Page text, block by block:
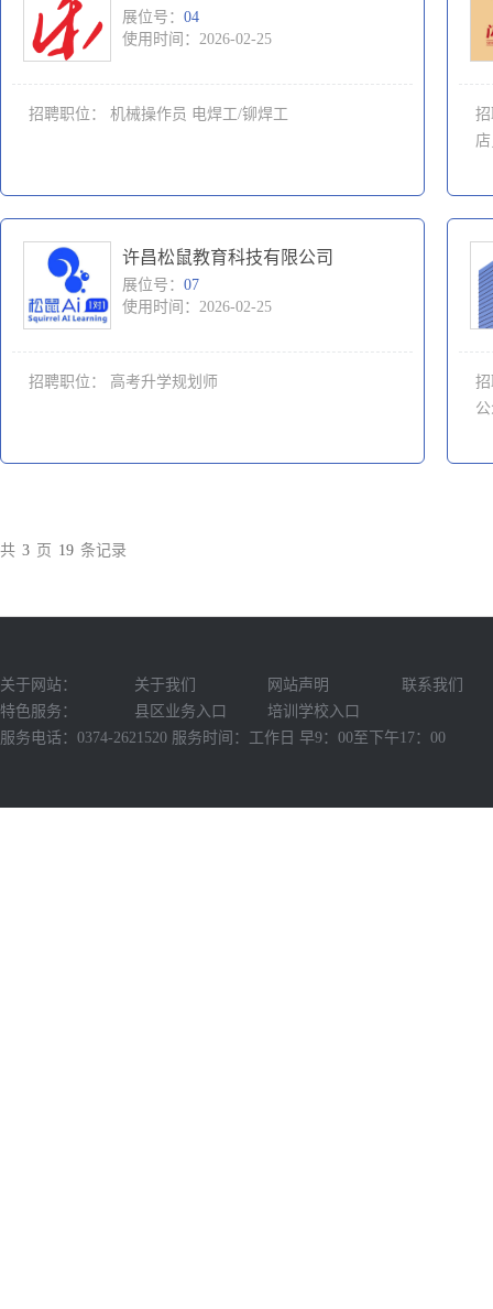
展位号： 04
使用时间：2026-02-25
招聘职位： 机械操作员 电焊工/铆焊工
许昌松鼠教育科技有限公司
展位号： 07
使用时间：2026-02-25
招聘职位： 高考升学规划师
共 3 页 19 条记录
关于网站： 关于我们 网站声明
联系我们
特色服务：
县区业务入口
培训学校入口
服务电话：0374-2621520 服务时间：工作日 早9：00至下午17：00